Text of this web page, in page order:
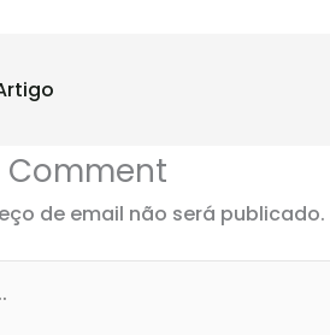
Comment
de email não será publicado.